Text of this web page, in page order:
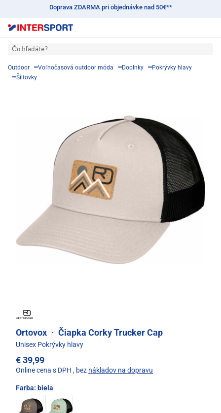
Doprava ZDARMA pri objednávke nad 50€**
Čo hľadáte?
Outdoor Voľnočasová outdoor móda Doplnky
Pokrývky hlavy
Šiltovky
Ortovox · Čiapka Corky Trucker Cap
Unisex Pokrývky hlavy
€ 39,99
Online cena s DPH , bez nákladov na dopravu
Farba: biela